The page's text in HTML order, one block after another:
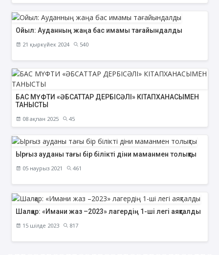
Ойыл: Ауданның жаңа бас имамы тағайындалды
21 қыркүйек 2024 540
БАС МҮФТИ «ӘБСАТТАР ДЕРБІСӘЛІ» КІТАПХАНАСЫМЕН
ТАНЫСТЫ
08 ақпан 2025 45
Ырғыз ауданы тағы бір білікті діни маманмен толықты
05 наурыз 2021 461
Шалқар: «Имани жаз –2023» лагердің 1-ші легі аяқталды
15 шілде 2023 817